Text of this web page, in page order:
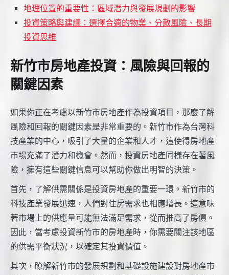
地理位置的重要性：區域潛力與發展規劃的影響
投資策略與建議：選擇合適的物業、分散風險、長期
投資思維
新竹市房地產投資：風險與回報的
關鍵因素
如果你正在考慮以新竹市房地產作為投資項目，那麼了解
風險和回報的關鍵因素是非常重要的。新竹市作為台灣科
技產業的中心，吸引了大量的企業和人才，這使得房地產
市場充滿了潛力和機會。然而，投資房地產同樣存在著風
險，擁有這些關鍵信息可以幫助你做出明智的決策。
首先，了解供需關係是投資房地產的重要一環。新竹市的
科技產業發展迅速，人們對住房需求也相應增長。這意味
著市場上的供應量可能無法滿足需求，從而推高了房價。
因此，當考慮投資新竹市的房地產時，你需要關注該地區
的供需平衡狀況，以確定其投資價值。
其次，瞭解新竹市的發展規劃和基礎設施建設對房地產市